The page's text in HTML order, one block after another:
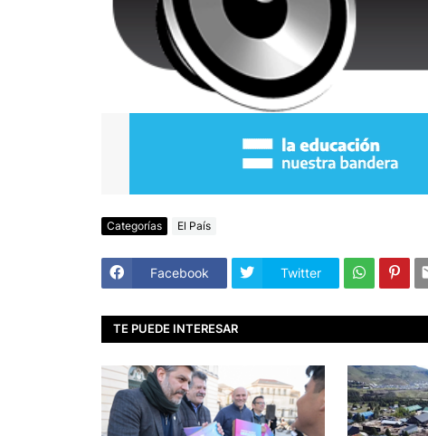
Categorías El País
Facebook Twitter
TE PUEDE INTERESAR